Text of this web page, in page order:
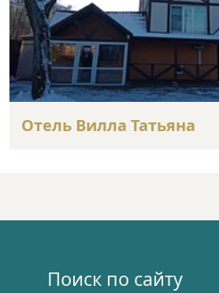
Отель Вилла Татьяна
Поиск по сайту